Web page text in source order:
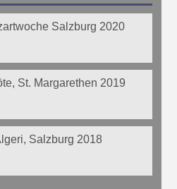
Salzburg 2020
St. Margarethen 2019
Salzburg 2018